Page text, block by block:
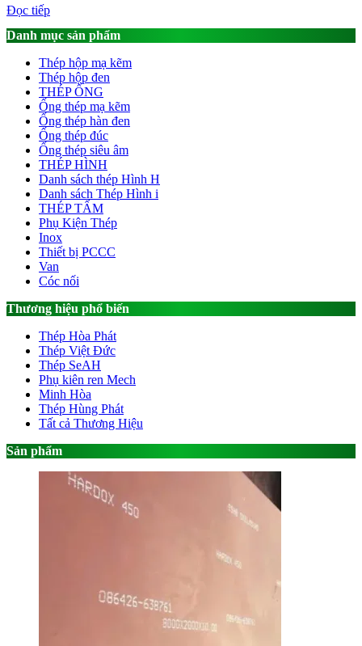
Đọc tiếp
Danh mục sản phẩm
Thép hộp mạ kẽm
Thép hộp đen
THÉP ỐNG
Ống thép mạ kẽm
Ống thép hàn đen
Ống thép đúc
Ống thép siêu âm
THÉP HÌNH
Danh sách thép Hình H
Danh sách Thép Hình i
THÉP TẤM
Phụ Kiện Thép
Inox
Thiết bị PCCC
Van
Cóc nối
Thương hiệu phổ biến
Thép Hòa Phát
Thép Việt Đức
Thép SeAH
Phụ kiên ren Mech
Minh Hòa
Thép Hùng Phát
Tất cả Thương Hiệu
Sản phẩm